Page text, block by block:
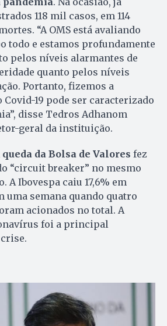
118 mil casos, em 114
“A OMS está avaliando
todo e estamos profundamente
pelos níveis alarmantes de
quanto pelos níveis
Portanto, fizemos a
Covid-19 pode ser caracterizado
disse Tedros Adhanom
geral da instituição.
queda da Bolsa de Valores fez
“circuit breaker” no mesmo
A Ibovespa caiu 17,6% em
uma semana quando quatro
acionados no total. A
foi a principal